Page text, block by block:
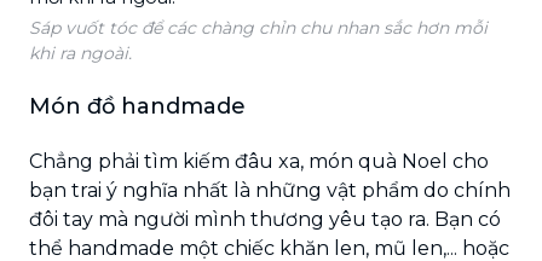
Sáp vuốt tóc để các chàng chỉn chu nhan sắc hơn mỗi
khi ra ngoài.
Món đồ handmade
Chẳng phải tìm kiếm đâu xa, món quà Noel cho
bạn trai ý nghĩa nhất là những vật phẩm do chính
đôi tay mà người mình thương yêu tạo ra. Bạn có
thể handmade một chiếc khăn len, mũ len,... hoặc